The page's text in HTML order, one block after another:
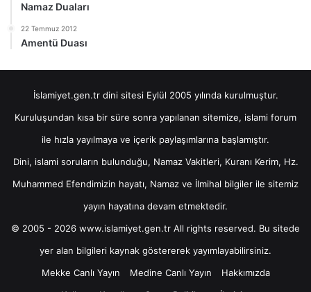
Namaz Duaları
22 Temmuz 2012
Amentü Duası
İslamiyet.gen.tr dini sitesi Eylül 2005 yılında kurulmuştur.
Kuruluşundan kısa bir süre sonra yapılanan sitemize, islami forum
ile hızla yayılmaya ve içerik paylaşımlarına başlamıştır.
Dini, islami soruların bulunduğu, Namaz Vakitleri, Kuranı Kerim, Hz.
Muhammed Efendimizin hayatı, Namaz ve İlmihal bilgiler ile sitemiz
yayın hayatına devam etmektedir.
© 2005 - 2026 www.islamiyet.gen.tr All rights reserved. Bu sitede
yer alan bilgileri kaynak göstererek yayımlayabilirsiniz.
Mekke Canlı Yayın
Medine Canlı Yayın
Hakkımızda